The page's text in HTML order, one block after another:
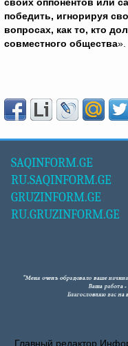
победить, игнорируя
вопросах, как то, кто
совместного общества».
SAQINFORM.GE
RU.SAQINFORM.GE
GRUZINFORM.GE
RU.GRUZINFORM.GE
Главный редактор